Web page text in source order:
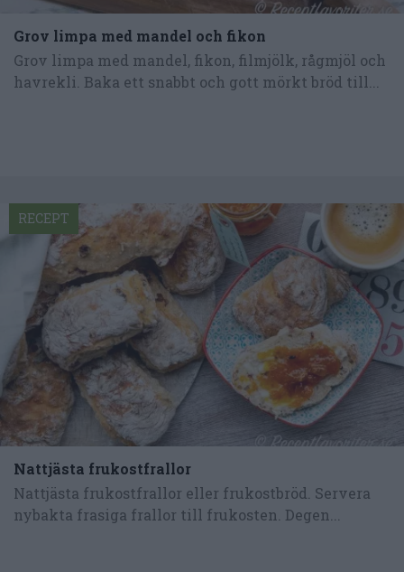
Grov limpa med mandel och fikon
Grov limpa med mandel, fikon, filmjölk, rågmjöl och
havrekli. Baka ett snabbt och gott mörkt bröd till...
Nattjästa frukostfrallor
Nattjästa frukostfrallor eller frukostbröd. Servera
nybakta frasiga frallor till frukosten. Degen...
RECEPT